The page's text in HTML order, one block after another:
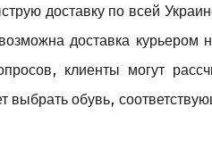
доставку по всей
доставка курьером
клиенты могут
выбрать обувь,